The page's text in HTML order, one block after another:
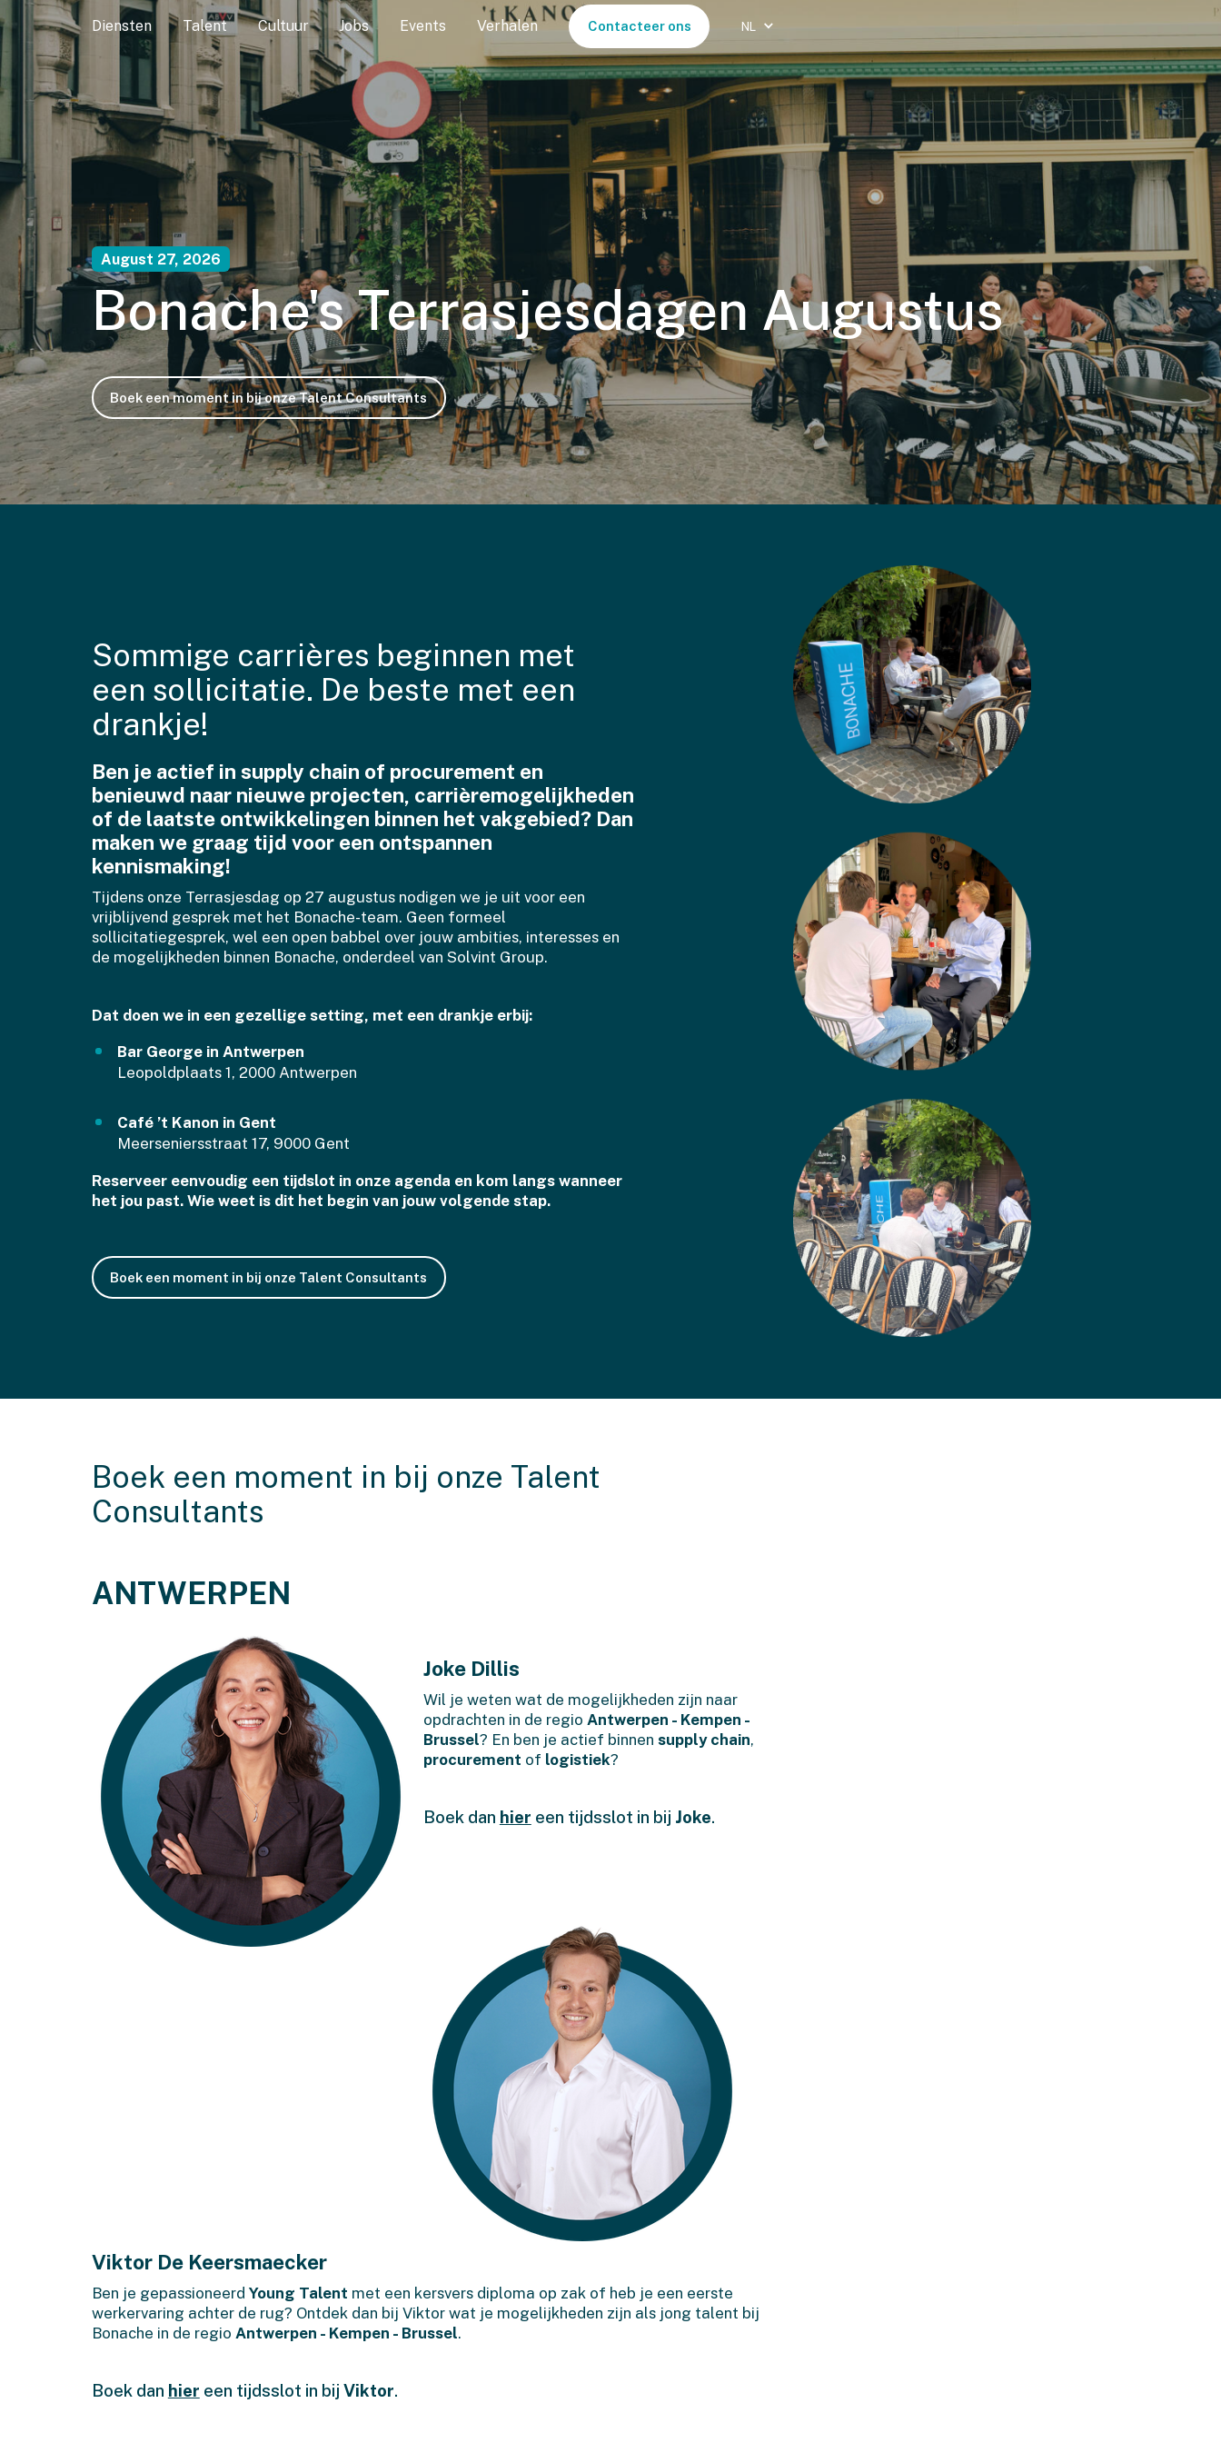
Diensten Talent Cultuur Jobs Events Verhalen Contacteer ons NL
August 27, 2026
Bonache's Terrasjesdagen Augustus
Boek een moment in bij onze Talent Consultants
Sommige carrières beginnen met
een sollicitatie. De beste met een
drankje!
Ben je actief in supply chain of procurement en
benieuwd naar nieuwe projecten, carrièremogelijkheden
of de laatste ontwikkelingen binnen het vakgebied? Dan
maken we graag tijd voor een ontspannen
kennismaking!
Tijdens onze Terrasjesdag op 27 augustus nodigen we je uit voor een
vrijblijvend gesprek met het Bonache-team. Geen formeel
sollicitatiegesprek, wel een open babbel over jouw ambities, interesses en
de mogelijkheden binnen Bonache, onderdeel van Solvint Group.
Dat doen we in een gezellige setting, met een drankje erbij:
Bar George in Antwerpen
Leopoldplaats 1, 2000 Antwerpen
Café ’t Kanon in Gent
Meerseniersstraat 17, 9000 Gent
Reserveer eenvoudig een tijdslot in onze agenda en kom langs wanneer
het jou past. Wie weet is dit het begin van jouw volgende stap.
Boek een moment in bij onze Talent Consultants
Boek een moment in bij onze Talent
Consultants
ANTWERPEN
Joke Dillis
Wil je weten wat de mogelijkheden zijn naar
opdrachten in de regio Antwerpen - Kempen -
Brussel? En ben je actief binnen supply chain,
procurement of logistiek?
Boek dan hier een tijdsslot in bij Joke.
Viktor De Keersmaecker
Ben je gepassioneerd Young Talent met een kersvers diploma op zak of heb je een eerste
werkervaring achter de rug? Ontdek dan bij Viktor wat je mogelijkheden zijn als jong talent bij
Bonache in de regio Antwerpen - Kempen - Brussel.
Boek dan hier een tijdsslot in bij Viktor.